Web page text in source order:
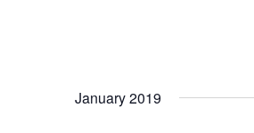
January 2019